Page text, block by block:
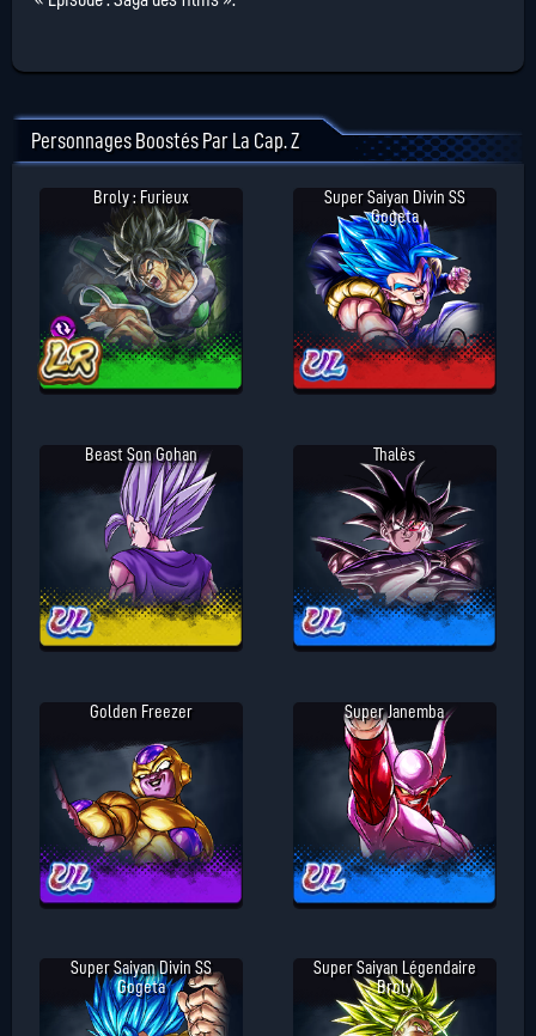
Personnages Boostés Par La Cap. Z
Broly : Furieux
Super Saiyan Divin SS
Gogeta
Beast Son Gohan Thalès
Golden Freezer Super Janemba
Super Saiyan Divin SS
Gogeta
Super Saiyan Légendaire
Broly